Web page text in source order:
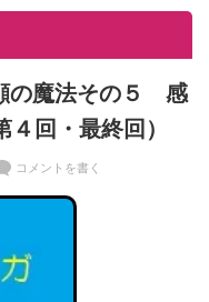
の魔法その５ 感
回・最終回）
コメントを書く